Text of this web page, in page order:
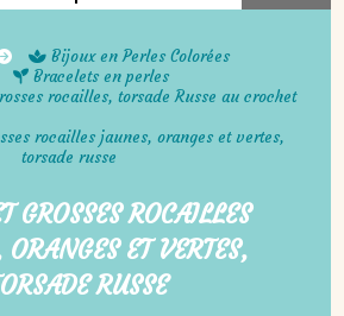
Bijoux en Perles Colorées
Bracelets en perles
rocailles, torsade Russe au crochet
rocailles jaunes, oranges et vertes,
torsade russe
GROSSES ROCAILLES
ET VERTES,
RUSSE